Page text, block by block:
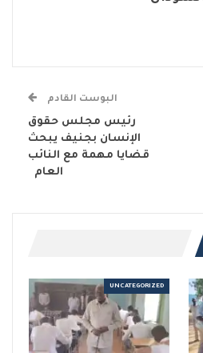
البوست القادم
رئيس مجلس حقوق
الإنسان بجنيف يبحث
قضايا مهمة مع النائب
العام
UNCATEGORIZED